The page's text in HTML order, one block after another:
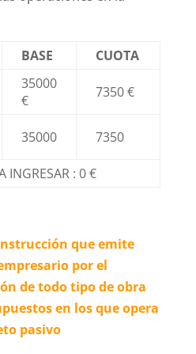
BASE
CUOTA
35000
€
7350 €
35000 7350
INGRESAR : 0 €
que emite
por el
de todo tipo de obra
en los que opera
pasivo